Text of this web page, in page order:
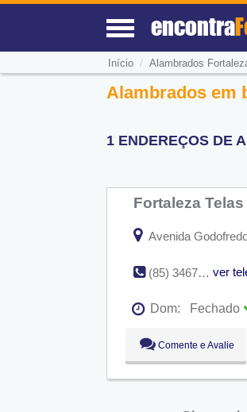
encontra
Início / Alambrados
Alambrados em
1 ENDEREÇOS DE
Fortaleza
Avenida
(85) 3467-6536 ver
Dom:
Fechado
Seg:
Ter:
09:00 -
Qua:
09:00 -
Qui:
09:00 -
Comente e Avalie